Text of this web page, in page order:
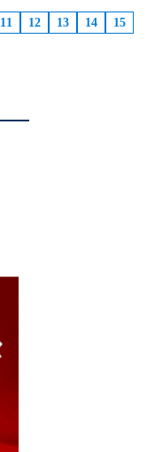
11 12 13 14
15